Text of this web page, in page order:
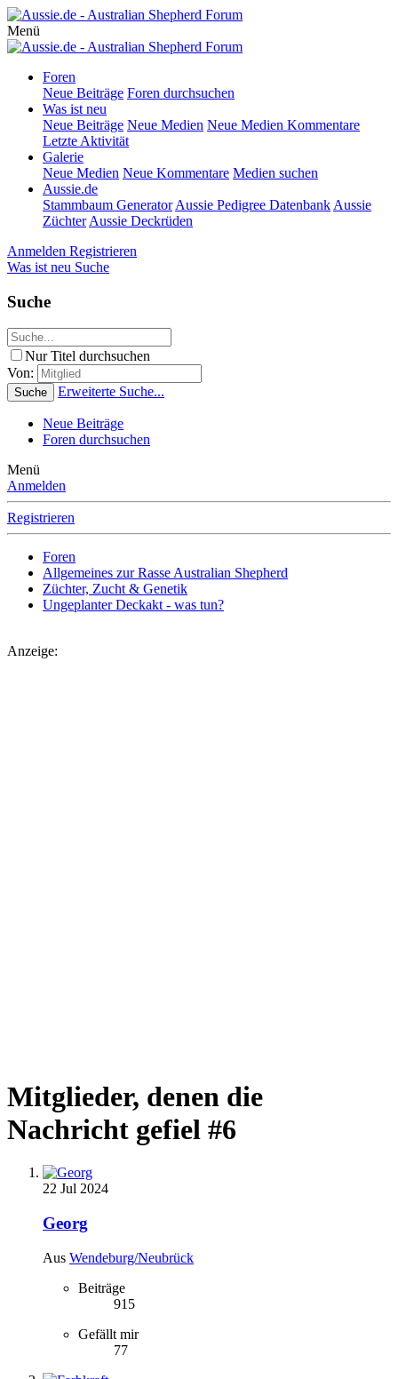
Menü
Foren
Neue Beiträge Foren durchsuchen
Was ist neu
Neue Beiträge Neue Medien Neue Medien Kommentare
Letzte Aktivität
Galerie
Neue Medien Neue Kommentare Medien suchen
Aussie.de
Stammbaum Generator Aussie Pedigree Datenbank Aussie
Züchter Aussie Deckrüden
Anmelden Registrieren
Was ist neu Suche
Suche
Nur Titel durchsuchen
Von:
Suche Erweiterte Suche...
Neue Beiträge
Foren durchsuchen
Menü
Anmelden
Registrieren
Foren
Allgemeines zur Rasse Australian Shepherd
Züchter, Zucht & Genetik
Ungeplanter Deckakt - was tun?
Anzeige:
Mitglieder, denen die
Nachricht gefiel #6
22 Jul 2024
Georg
Aus Wendeburg/Neubrück
Beiträge
915
Gefällt mir
77